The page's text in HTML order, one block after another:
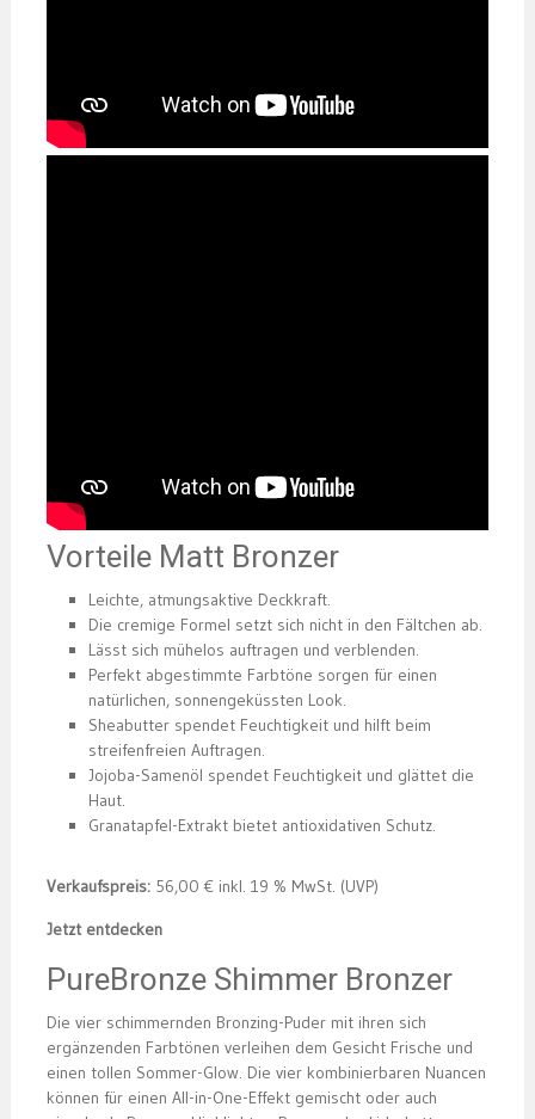
Vorteile Matt Bronzer
Leichte, atmungsaktive Deckkraft.
Die cremige Formel setzt sich nicht in den Fältchen ab.
Lässt sich mühelos auftragen und verblenden.
Perfekt abgestimmte Farbtöne sorgen für einen
natürlichen, sonnengeküssten Look.
Sheabutter spendet Feuchtigkeit und hilft beim
streifenfreien Auftragen.
Jojoba-Samenöl spendet Feuchtigkeit und glättet die
Haut.
Granatapfel-Extrakt bietet antioxidativen Schutz.
Verkaufspreis:56,00 € inkl. 19 % MwSt. (UVP)
Jetzt entdecken
PureBronze Shimmer Bronzer
Die vier schimmernden Bronzing-Puder mit ihren sich
ergänzenden Farbtönen verleihen dem Gesicht Frische und
einen tollen Sommer-Glow. Die vier kombinierbaren Nuancen
können für einen All-in-One-Effekt gemischt oder auch